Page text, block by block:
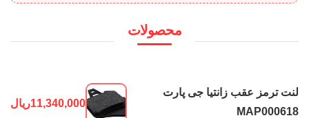
محصولات
لنت ترمز عقب زانتیا جی پارت
MAP000618
11,340,000ریال